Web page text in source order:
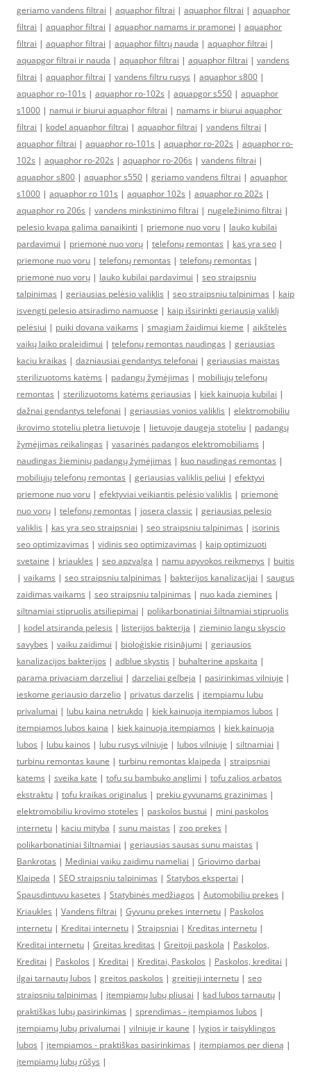
geriamo vandens filtrai | aquaphor filtrai | aquaphor filtrai | aquaphor
filtrai | aquaphor filtrai | aquaphor namams ir pramonei | aquaphor
filtrai | aquaphor filtrai | aquaphor filtrų nauda | aquaphor filtrai |
aquapgor filtrai ir nauda | aquaphor filtrai | aquaphor filtrai | vandens
filtrai | aquaphor filtrai | vandens filtru rusys | aquaphor s800 |
aquaphor ro-101s | aquaphor ro-102s | aquapgor s550 | aquaphor
s1000 | namui ir biurui aquaphor filtrai | namams ir biurui aquaphor
filtrai | kodel aquaphor filtrai | aquaphor filtrai | vandens filtrai |
aquaphor filtrai | aquaphor ro-101s | aquaphor ro-202s | aquaphor ro-
102s | aquaphor ro-202s | aquaphor ro-206s | vandens filtrai |
aquaphor s800 | aquaphor s550 | geriamo vandens filtrai | aquaphor
s1000 | aquaphor ro 101s | aquaphor 102s | aquaphor ro 202s |
aquaphor ro 206s | vandens minkstinimo filtrai | nugeležinimo filtrai |
pelesio kvapa galima panaikinti | priemone nuo voru | lauko kubilai
pardavimui | priemonė nuo vorų | telefonų remontas | kas yra seo |
priemone nuo voru | telefonų remontas | telefonų remontas |
priemonė nuo vorų | lauko kubilai pardavimui | seo straipsniu
talpinimas | geriausias pelėsio valiklis | seo straipsniu talpinimas | kaip
isvengti pelesio atsiradimo namuose | kaip išsirinkti geriausią valiklį
pelėsiui | puiki dovana vaikams | smagiam žaidimui kieme | aikštelės
vaikų laiko praleidimui | telefonų remontas naudingas | geriausias
kaciu kraikas | dazniausiai gendantys telefonai | geriausias maistas
sterilizuotoms katėms | padangų žymėjimas | mobiliųjų telefonų
remontas | sterilizuotoms katėms geriausias | kiek kainuoja kubilai |
dažnai gendantys telefonai | geriausias vonios valiklis | elektromobiliu
ikrovimo stoteliu pletra lietuvoje | lietuvoje daugeja stoteliu | padangų
žymėjimas reikalingas | vasarinės padangos elektromobiliams |
naudingas žieminių padangų žymėjimas | kuo naudingas remontas |
mobiliųjų telefonų remontas | geriausias valiklis peliui | efektyvi
priemone nuo voru | efektyviai veikiantis pelėsio valiklis | priemonė
nuo vorų | telefonų remontas | josera classic | geriausias pelesio
valiklis | kas yra seo straipsniai | seo straipsniu talpinimas | isorinis
seo optimizavimas | vidinis seo optimizavimas | kaip optimizuoti
svetaine | kriaukles | seo apzvalga | namu apyvokos reikmenys | buitis
| vaikams | seo straipsniu talpinimas | bakterijos kanalizacijai | saugus
zaidimas vaikams | seo straipsniu talpinimas | nuo kada ziemines |
siltnamiai stipruolis atsiliepimai | polikarbonatiniai šiltnamiai stipruolis
| kodel atsiranda pelesis | listerijos bakterija | zieminio langu skyscio
savybes | vaiku zaidimui | bioloģiskie risinājumi | geriausios
kanalizacijos bakterijos | adblue skystis | buhalterine apskaita |
parama privaciam darzeliui | darzeliai gelbeja | pasirinkimas vilniuje |
ieskome geriausio darzelio | privatus darzelis | itempiamu lubu
privalumai | lubu kaina netrukdo | kiek kainuoja itempiamos lubos |
itempiamos lubos kaina | kiek kainuoja itempiamos | kiek kainuoja
lubos | lubu kainos | lubu rusys vilniuje | lubos vilniuje | siltnamiai |
turbinu remontas kaune | turbinu remontas klaipeda | straipsniai
katems | sveika kate | tofu su bambuko anglimi | tofu zalios arbatos
ekstraktu | tofu kraikas originalus | prekiu gyvunams grazinimas |
elektromobiliu krovimo stoteles | paskolos bustui | mini paskolos
internetu | kaciu mityba | sunu maistas | zoo prekes |
polikarbonatiniai šiltnamiai | geriausias sausas sunu maistas |
Bankrotas | Mediniai vaiku zaidimu nameliai | Griovimo darbai
Klaipeda | SEO straipsniu talpinimas | Statybos ekspertai |
Spausdintuvu kasetes | Statybinės medžiagos | Automobiliu prekes |
Kriaukles | Vandens filtrai | Gyvunu prekes internetu | Paskolos
internetu | Kreditai internetu | Straipsniai | Kreditas internetu |
Kreditai internetu | Greitas kreditas | Greitoji paskola | Paskolos,
Kreditai | Paskolos | Kreditai | Kreditai, Paskolos | Paskolos, kreditai |
ilgai tarnautų lubos | greitos paskolos | greitieji internetu | seo
straipsniu talpinimas | įtempiamų lubų pliusai | kad lubos tarnautų |
praktiškas lubų pasirinkimas | sprendimas - įtempiamos lubos |
įtempiamų lubų privalumai | vilniuje ir kaune | lygios ir taisyklingos
lubos | įtempiamos - praktiškas pasirinkimas | įtempiamos per dieną |
įtempiamų lubų rūšys |